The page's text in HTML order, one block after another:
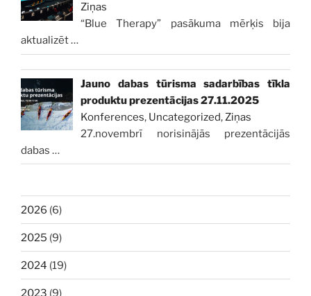
Ziņas
“Blue Therapy” pasākuma mērķis bija
aktualizēt…
Jauno dabas tūrisma sadarbības tīkla
produktu prezentācijas 27.11.2025
Konferences, Uncategorized, Ziņas
27.novembrī norisinājās prezentācijās
dabas …
2026 (6)
2025 (9)
2024 (19)
2023 (9)